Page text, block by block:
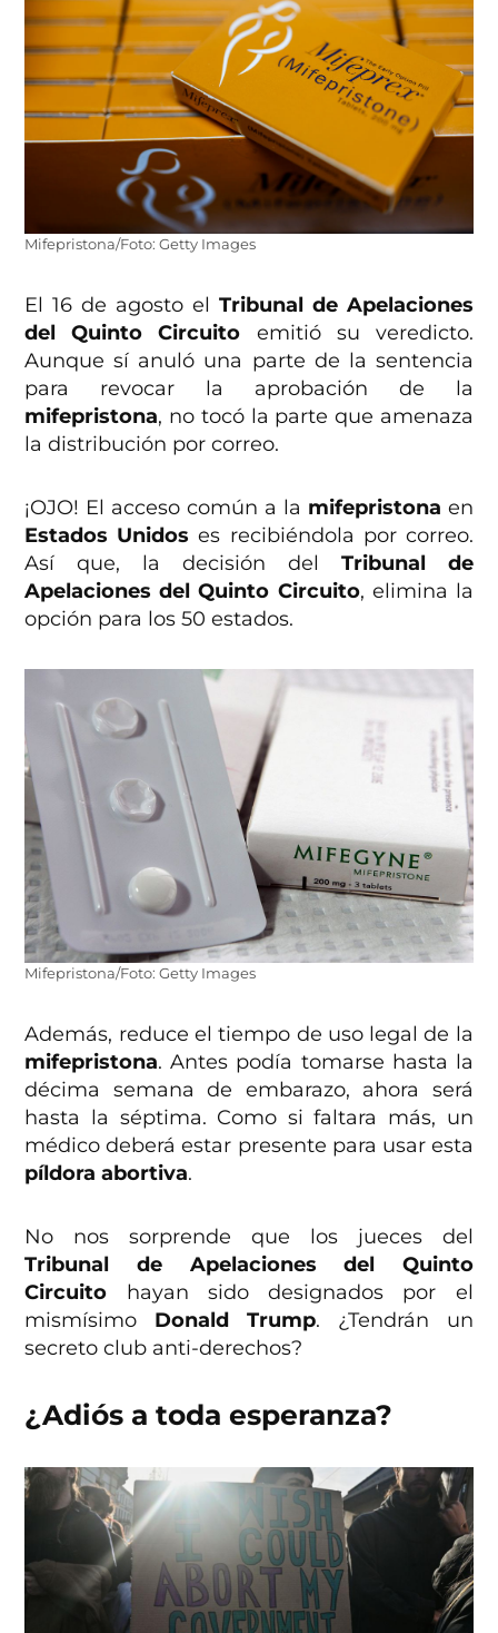
Mifepristona/Foto: Getty Images
El 16 de agosto el Tribunal de Apelaciones
del Quinto Circuito emitió su veredicto.
Aunque sí anuló una parte de la sentencia
para revocar la aprobación de la
mifepristona, no tocó la parte que amenaza
la distribución por correo.
¡OJO! El acceso común a la mifepristona en
Estados Unidos es recibiéndola por correo.
Así que, la decisión del Tribunal de
Apelaciones del Quinto Circuito, elimina la
opción para los 50 estados.
Mifepristona/Foto: Getty Images
Además, reduce el tiempo de uso legal de la
mifepristona. Antes podía tomarse hasta la
décima semana de embarazo, ahora será
hasta la séptima. Como si faltara más, un
médico deberá estar presente para usar esta
píldora abortiva.
No nos sorprende que los jueces del
Tribunal de Apelaciones del Quinto
Circuito hayan sido designados por el
mismísimo Donald Trump. ¿Tendrán un
secreto club anti-derechos?
¿Adiós a toda esperanza?